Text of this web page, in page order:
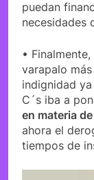
puedan
necesidades
•
varapalo
indignidad
C´s iba a
en materia
ahora el
tiempos de